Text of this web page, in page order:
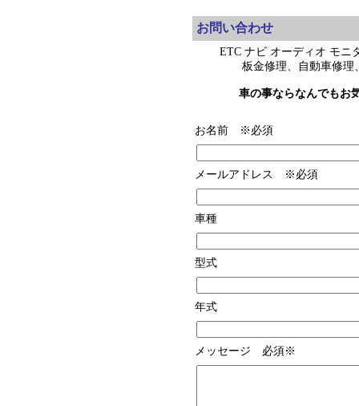
お問い合わせ
ETC ナビ オーディオ モニ
板金修理、自動車修理
車の事ならなんでもお
お名前 ※必須
メールアドレス ※必須
車種
型式
年式
メッセージ 必須※